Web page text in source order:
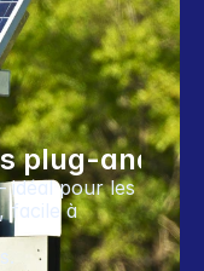
plug-and-
idéal pour les
facile à